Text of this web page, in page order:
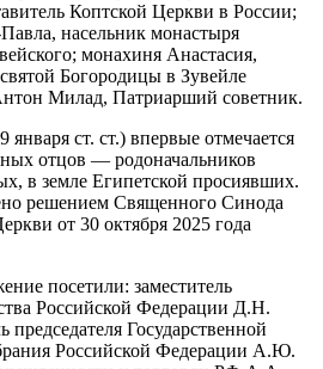
Коптской Церкви в России;
насельник монастыря
монахиня Анастасия,
Богородицы в Зувейле
Милад, Патриарший советник.
ст. ст.) впервые отмечается
отцов — родоначальников
в земле Египетской просиявших.
решением Священного Синода
от 30 октября 2025 года
посетили: заместитель
Российской Федерации Д.Н.
Государственной
Российской Федерации А.Ю.